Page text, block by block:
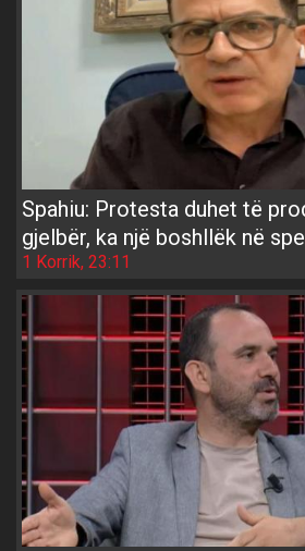
Spahiu: Protesta duhet të
gjelbër, ka një boshllëk në
1 Korrik, 23:11